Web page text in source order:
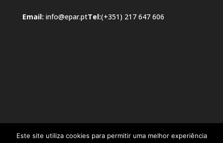
Email: info@epar.ptTel:(+351) 217 647 606
Este site utiliza cookies para permitir uma melhor experiência